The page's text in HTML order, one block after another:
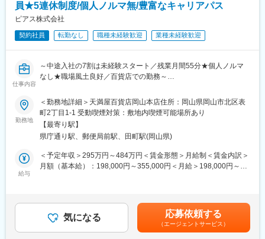
■業務概要・やりがい
放射性医薬品の製造、品質試験、製造から出荷までの管理をお任
せします。
出荷された薬は、その日のうちに患者さんに投与され検査が行わ
れます。その検査結果は癌の早期発見につながり、迅速な治療方
針の決定に影響を及ぼします。質の高い製品を作ることでより多
くの方が救われることになる、やりがいのある仕事です。
入社してから3年目までは2:00～または 8:45～の2パターンとなり
4年目以降は、下記いずれかの勤務時間で1勤務1週間ごとのロー
テーション勤務となります。※夜勤が多い環境ですが、夜勤手当が
支給されます。
22:45～7:15・22:15～6:45・2:00～10:30・3:15～ 11:45・19:30
～4:00・5:45～14:15・7:00～15:30・1:30～10:00・4:00～
将来的には、リーダーとしてチームを牽引するなどマネジメント
を担って頂けることを期待してます。また、資格取得支援や個々
の経験や強み弱みを振り返り、本人の適性や意欲、キャリア選好
員★5連休制度/個人ノルマ無/豊富なキャリアパス
ピアス株式会社
契約社員 転勤なし 職種未経験歓迎 業種未経験歓迎
仕事内容
～中途入社の7割は未経験スタート／残業月間55分★個人ノルマ
なし★職場風土良好／百貨店での勤務～
■カバーマークについて
カバーマークは、「ハトムギ化粧水」「OPERA」「デジャヴュ」
などのヒット商品を展開する国内大手美容メーカー「ピアスグル
ープ」のブランドで、全国の百貨店に店舗を展開しています。
ファンデーションのエキスパートブランドとして、ファンデーシ
ョン・スキンケア・ポイントメイクアップ製品などラインナップ
■仕事内容
メイクアップやスキンケア、美容サービスに関するカウンセリン
勤務地
＜勤務地詳細＞天満屋百貨店岡山本店住所：岡山県岡山市北区表
町2丁目1-1 受動喫煙対策：敷地内喫煙可能場所あり
【最寄り駅】
県庁通り駅、郵便局前駅、田町駅(岡山県)
給与
＜予定年収＞295万円～484万円＜賃金形態＞月給制＜賃金内訳＞
月額（基本給）：198,000円～355,000円＜月給＞198,000円～
給額43万円）■特別賞与：年1回（昨年支給額15万円）※業績賞与
と特別賞与は業績状況による■モデル年収：チーフ（5年目）407
万円賃金はあくまでも目安の金額であり、選考を通じて上下する
気になる 応募依頼する
（エージェントサービス）